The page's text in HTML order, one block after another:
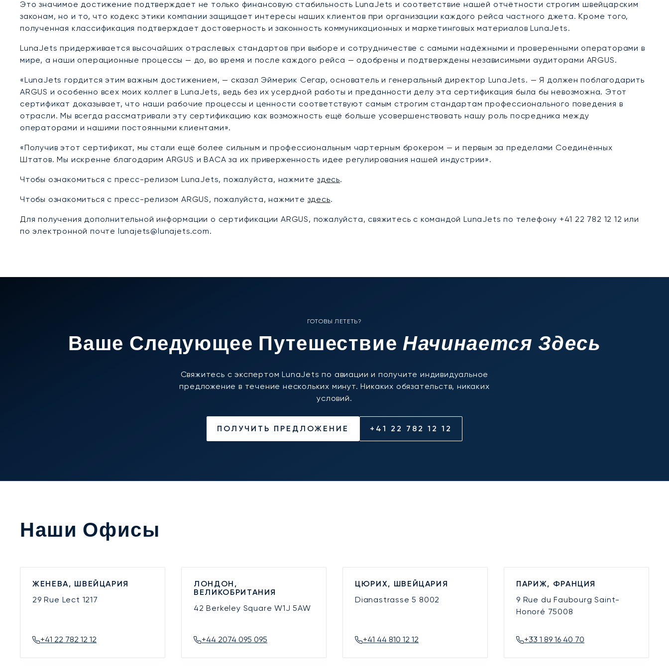
Это значимое достижение подтверждает не только финансовую стабильность LunaJets и соответствие нашей отчётности строгим швейцарским
законам, но и то, что кодекс этики компании защищает интересы наших клиентов при организации каждого рейса частного джета. Кроме того,
полученная классификация подтверждает достоверность и законность коммуникационных и маркетинговых материалов LunaJets.
LunaJets придерживается высочайших отраслевых стандартов при выборе и сотрудничестве с самыми надёжными и проверенными операторами в
мире, а наши операционные процессы — до, во время и после каждого рейса — одобрены и подтверждены независимыми аудиторами ARGUS.
«LunaJets гордится этим важным достижением, — сказал Эймерик Сегар, основатель и генеральный директор LunaJets. — Я должен поблагодарить
ARGUS и особенно всех моих коллег в LunaJets, ведь без их усердной работы и преданности делу эта сертификация была бы невозможна. Этот
сертификат доказывает, что наши рабочие процессы и ценности соответствуют самым строгим стандартам профессионального поведения в
отрасли. Мы всегда рассматривали эту сертификацию как возможность ещё больше усовершенствовать нашу роль посредника между
операторами и нашими постоянными клиентами».
«Получив этот сертификат, мы стали ещё более сильным и профессиональным чартерным брокером — и первым за пределами Соединённых
Штатов. Мы искренне благодарим ARGUS и BACA за их приверженность идее регулирования нашей индустрии».
Чтобы ознакомиться с пресс-релизом LunaJets, пожалуйста, нажмите здесь.
Чтобы ознакомиться с пресс-релизом ARGUS, пожалуйста, нажмите здесь.
Для получения дополнительной информации о сертификации ARGUS, пожалуйста, свяжитесь с командой LunaJets по телефону +41 22 782 12 12 или
по электронной почте lunajets@lunajets.com.
ГОТОВЫ ЛЕТЕТЬ?
Ваше Следующее ПутешествиеНачинается Здесь
Свяжитесь с экспертом LunaJets по авиации и получите индивидуальное
предложение в течение нескольких минут. Никаких обязательств, никаких
условий.
ПОЛУЧИТЬ ПРЕДЛОЖЕНИЕ +41 22 782 12 12
Наши Офисы
ЖЕНЕВА, ШВЕЙЦАРИЯ
29 Rue Lect 1217
+41 22 782 12 12
ЛОНДОН,
ВЕЛИКОБРИТАНИЯ
42 Berkeley SquareW1J 5AW
+44 2074 095 095
ЦЮРИХ, ШВЕЙЦАРИЯ
Dianastrasse 5 8002
+41 44 810 12 12
ПАРИЖ, ФРАНЦИЯ
9 Rue du Faubourg Saint-
Honoré 75008
+33 1 89 16 40 70